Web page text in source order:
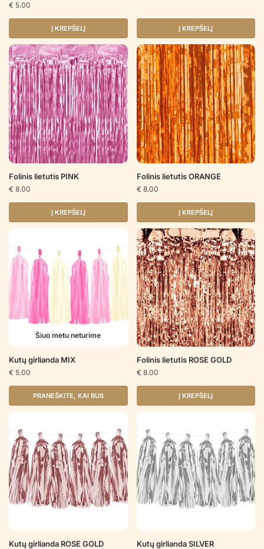
€ 5.00
Į KREPŠELĮ Į KREPŠELĮ
Folinis lietutis PINK
€ 8.00
Į KREPŠELĮ
Folinis lietutis ORANGE
€ 8.00
Į KREPŠELĮ
Šiuo metu neturime
Kutų girlianda MIX
€ 5.00
PRANEŠKITE, KAI BUS
Folinis lietutis ROSE GOLD
€ 8.00
Į KREPŠELĮ
Kutų girlianda ROSE GOLD Kutų girlianda SILVER